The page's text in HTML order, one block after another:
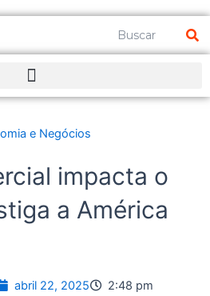
Pesquisar
e Negócios
impacta o
a América
abril 22, 2025
2:48 pm